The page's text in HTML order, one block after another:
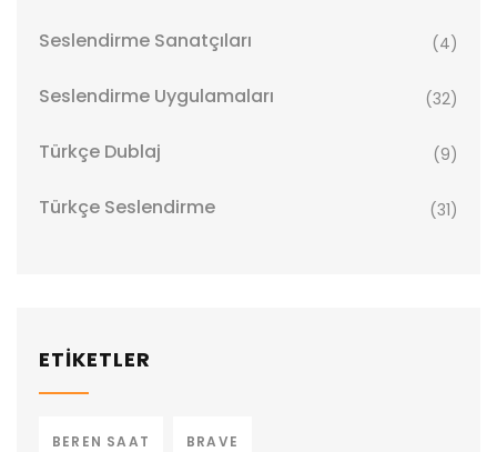
Seslendirme Sanatçıları (4)
Seslendirme Uygulamaları (32)
Türkçe Dublaj (9)
Türkçe Seslendirme (31)
ETİKETLER
BEREN SAAT BRAVE